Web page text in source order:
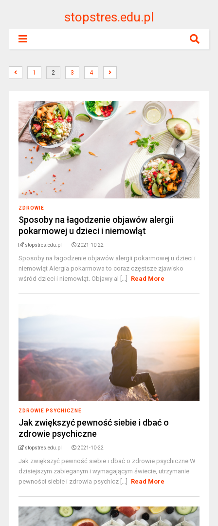
stopstres.edu.pl
1 2 3 4
ZDROWIE
Sposoby na łagodzenie objawów alergii
pokarmowej u dzieci i niemowląt
stopstres.edu.pl 2021-10-22
Sposoby na łagodzenie objawów alergii pokarmowej u dzieci i
niemowląt Alergia pokarmowa to coraz częstsze zjawisko
wśród dzieci i niemowląt. Objawy al [...]
Read More
ZDROWIE PSYCHICZNE
Jak zwiększyć pewność siebie i dbać o
zdrowie psychiczne
stopstres.edu.pl 2021-10-22
Jak zwiększyć pewność siebie i dbać o zdrowie psychiczne W
dzisiejszym zabieganym i wymagającym świecie, utrzymanie
pewności siebie i zdrowia psychicz [...]
Read More